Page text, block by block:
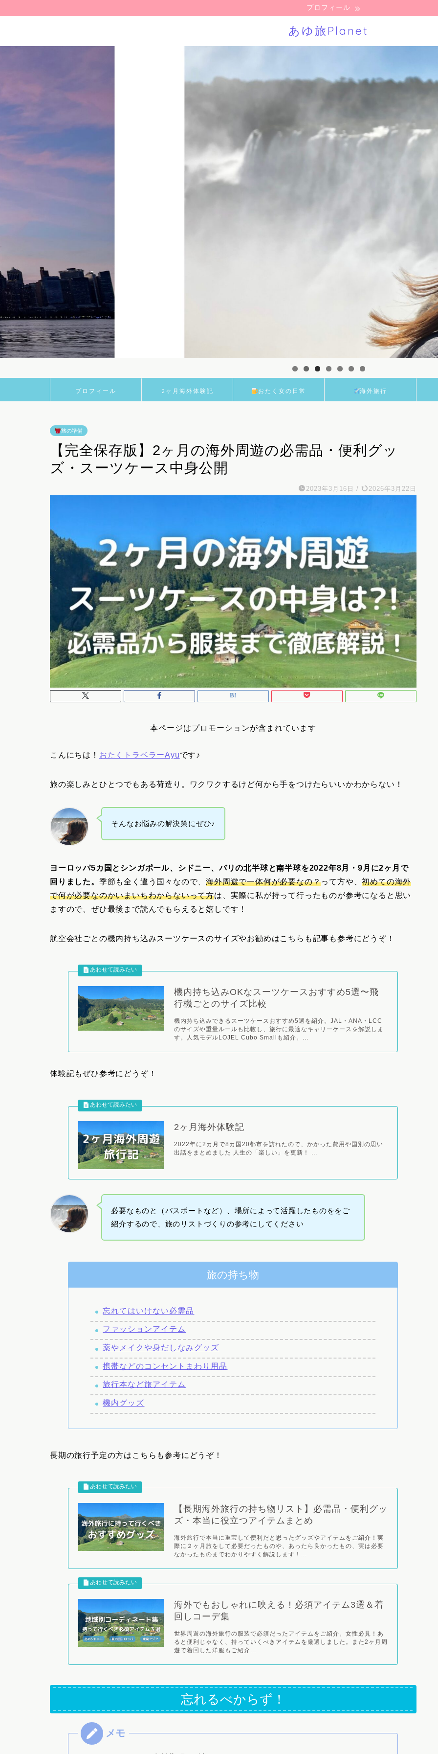
プロフィール
あゆ旅Planet
プロフィール 2ヶ月海外体験記 おたく女の日常 海外旅行
旅の準備
【完全保存版】2ヶ月の海外周遊の必需品・便利グッ
ズ・スーツケース中身公開
2023年3月16日 / 2026年3月22日
本ページはプロモーションが含まれています
こんにちは！ おたくトラベラーAyuです♪
旅の楽しみとひとつでもある荷造り。ワクワクするけど何から手をつけたらいいかわからない！
そんなお悩みの解決策にぜひ♪
ヨーロッパ5カ国とシンガポール、シドニー、バリの北半球と南半球を2022年8月・9月に2ヶ月で
回りました。 季節も全く違う国々なので、海外周遊で一体何が必要なの？って方や、初めての海外
で何が必要なのかいまいちわからないって方は、実際に私が持って行ったものが参考になると思い
ますので、ぜひ最後まで読んでもらえると嬉しです！
航空会社ごとの機内持ち込みスーツケースのサイズやお勧めはこちらも記事も参考にどうぞ！
機内持ち込みOKなスーツケースおすすめ5選〜飛
行機ごとのサイズ比較
機内持ち込みできるスーツケースおすすめ5選を紹介。JAL・ANA・LCC
のサイズや重量ルールも比較し、旅行に最適なキャリーケースを解説しま
す。人気モデルLOJEL Cubo Smallも紹介。...
体験記もぜひ参考にどうぞ！
2ヶ月海外体験記
2022年に2カ月で8カ国20都市を訪れたので、かかった費用や国別の思い
出話をまとめました 人生の「楽しい」を更新！ ...
必要なものと（パスポートなど）、場所によって活躍したものををご
紹介するので、旅のリストづくりの参考にしてください
旅の持ち物
忘れてはいけない必需品
ファッションアイテム
薬やメイクや身だしなみグッズ
携帯などのコンセントまわり用品
旅行本など旅アイテム
機内グッズ
長期の旅行予定の方はこちらも参考にどうぞ！
【長期海外旅行の持ち物リスト】必需品・便利グッ
ズ・本当に役立つアイテムまとめ
海外旅行で本当に重宝して便利だと思ったグッズやアイテムをご紹介！実
際に２ヶ月旅をして必要だったものや、あったら良かったもの、実は必要
なかったものまでわかりやすく解説します！...
海外でもおしゃれに映える！必須アイテム3選＆着
回しコーデ集
世界周遊の海外旅行の服装で必須だったアイテムをご紹介。女性必見！あ
ると便利じゃなく、持っていくべきアイテムを厳選しました。また2ヶ月周
遊で着回した洋服もご紹介...
忘れるべからず！